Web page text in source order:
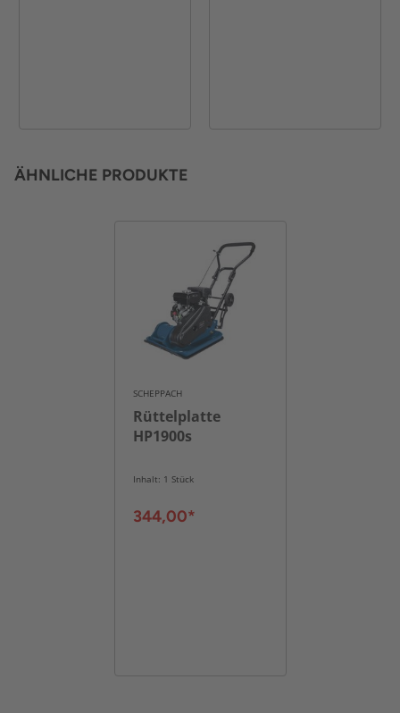
ÄHNLICHE PRODUKTE
SCHEPPACH
Rüttelplatte
HP1900s
Inhalt: 1 Stück
344,00*